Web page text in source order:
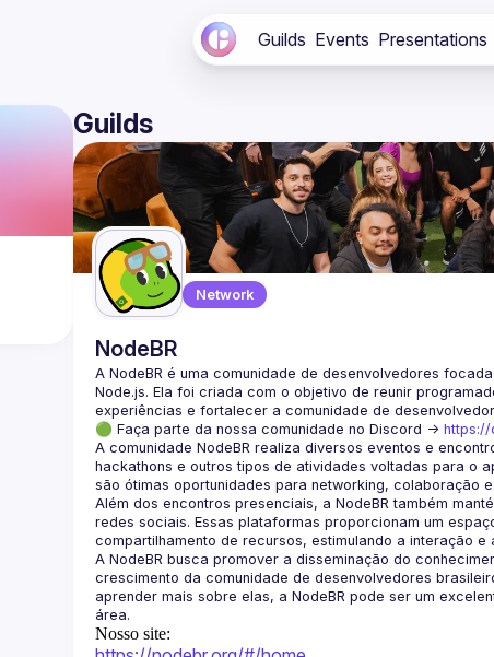
Guilds Events Presentations
Guilds
Network
NodeBR
A NodeBR é uma comunidade de desenvolvedores
Node.js. Ela foi criada com o objetivo de reunir
🟢 Faça parte da nossa comunidade no Discord -> https://
A comunidade NodeBR realiza diversos eventos e
hackathons e outros tipos de atividades voltadas para o
Além dos encontros presenciais, a NodeBR também
redes sociais. Essas plataformas proporcionam um
A NodeBR busca promover a disseminação do
crescimento da comunidade de desenvolvedores
aprender mais sobre elas, a NodeBR pode ser um
Nosso site: